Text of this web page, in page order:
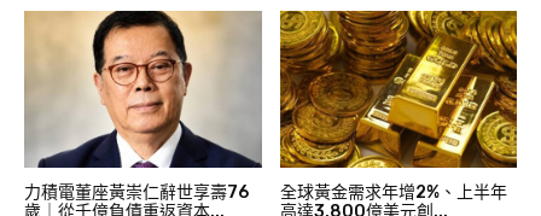
力積電董座黃崇仁辭世享壽76
歲｜從千億負債重返資本...
全球黃金需求年增2%、上半年
高達3,800億美元創...